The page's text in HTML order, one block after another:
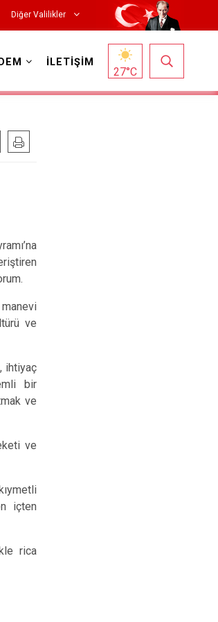
Diğer Valilikler
İLETİŞİM
27°C
manevi
ve
ihtiyaç
bir
ve
ve
içten
rica